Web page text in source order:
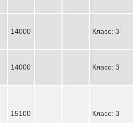
14000 Класс: 3
14000 Класс: 3
15100 Класс: 3